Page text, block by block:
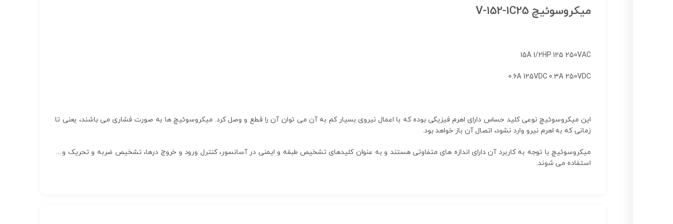
میکروسوئیچ V-152-1C25
15A 1/2HP 125 250VAC
0.6A 125VDC 0.3A 250VDC
این میکروسوئیچ نوعی کلید حساس دارای اهرم فیزیکی بوده که با اعمال نیروی بسیار کم به آن می توان آن را قطع و وصل کرد. میکروسوئیچ ها به صورت فشاری می باشند، یعنی تا
زمانی که به اهرم نیرو وارد نشود، اتصال آن باز خواهد بود.
میکروسوئیچ با توجه به کاربرد آن دارای اندازه های متفاوتی هستند و به عنوان کلیدهای تشخیص طبقه و ایمنی در آسانسور، کنترل ورود و خروج درها، تشخیص ضربه و تحریک و…
استفاده می شوند.